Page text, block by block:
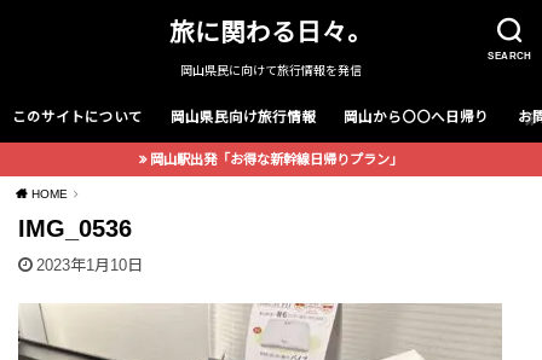
SEARCH
旅に関わる日々。
岡山県民に向けて旅行情報を発信
このサイトについて 岡山県民向け旅行情報 岡山から〇〇へ日帰り お
岡山駅出発「お得な新幹線日帰りプラン」
HOME
IMG_0536
2023年1月10日